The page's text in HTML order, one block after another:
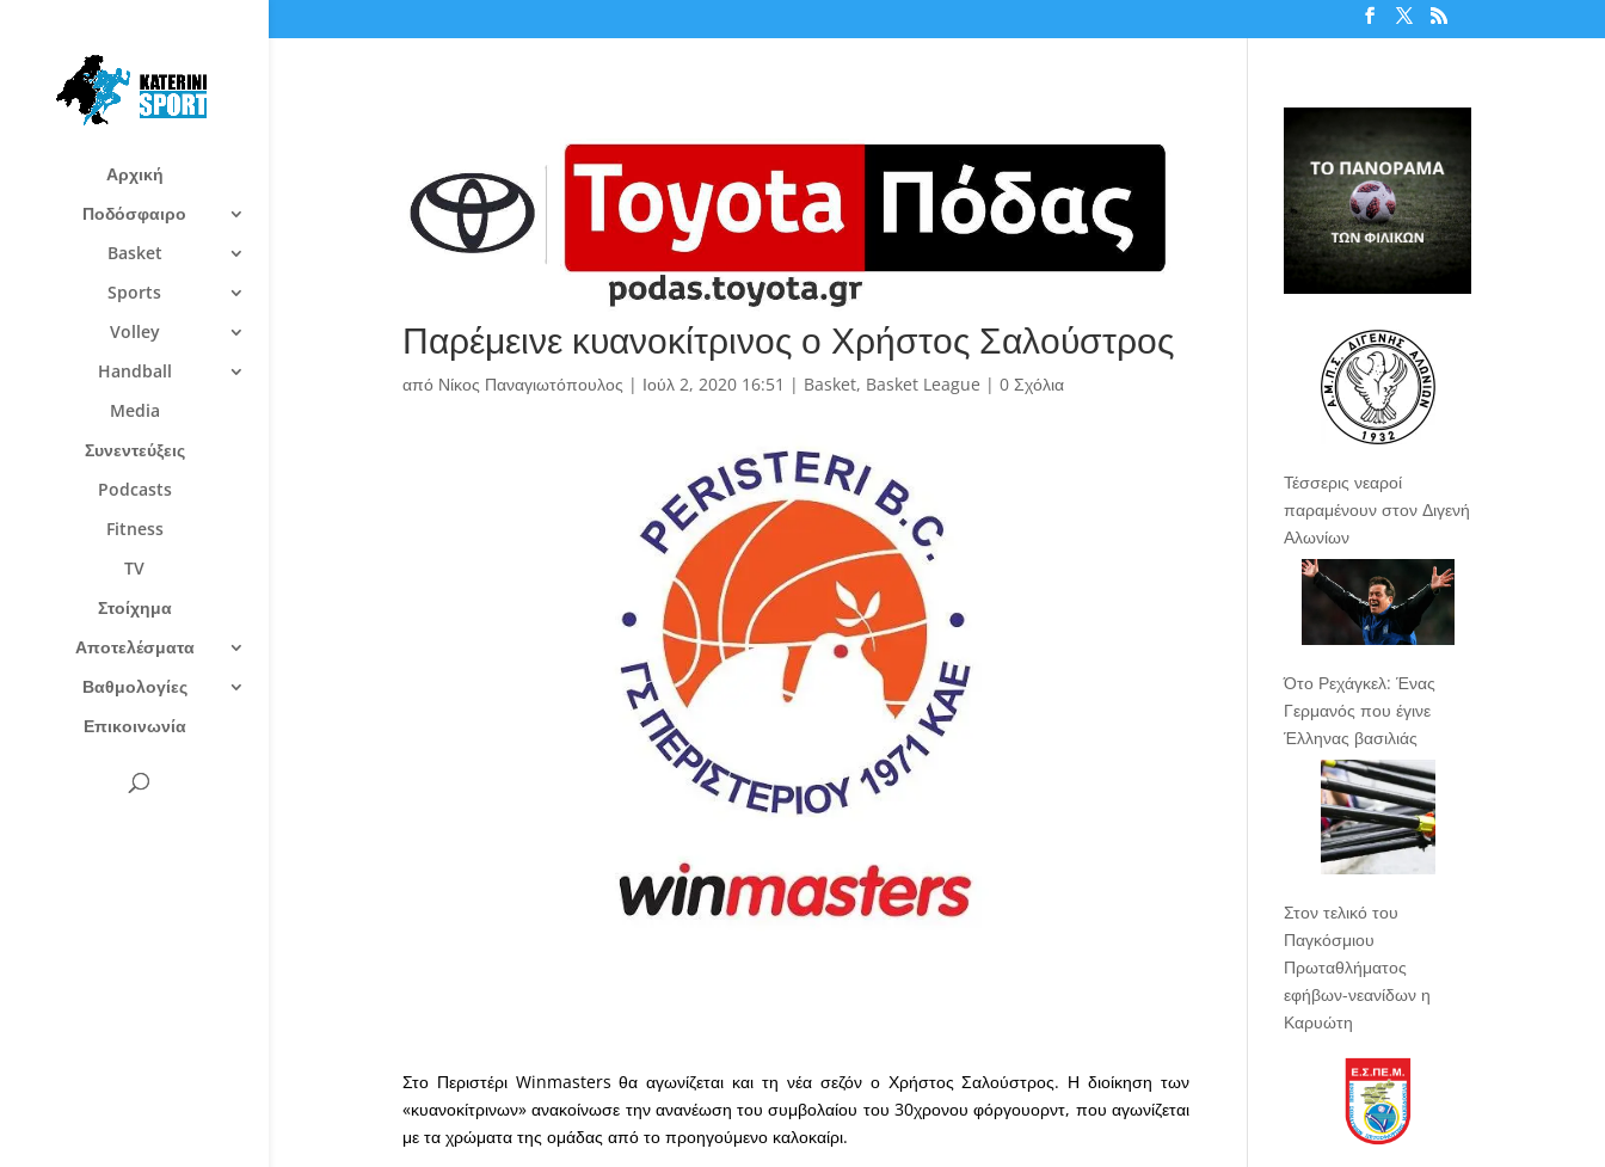
Αρχική
Ποδόσφαιρο
Basket
Sports
Volley
Handball
Media
Συνεντεύξεις
Podcasts
Fitness
TV
Στοίχημα
Αποτελέσματα
Βαθμολογίες
Επικοινωνία
Παρέμεινε κυανοκίτρινος ο Χρήστος Σαλούστρος
από Νίκος Παναγιωτόπουλος | Ιούλ 2, 2020 16:51 | Basket, Basket League | 0 Σχόλια
Στο Περιστέρι Winmasters θα αγωνίζεται και τη νέα σεζόν ο Χρήστος Σαλούστρος. Η διοίκηση των
«κυανοκίτρινων» ανακοίνωσε την ανανέωση του συμβολαίου του 30χρονου φόργουορντ, που αγωνίζεται
με τα χρώματα της ομάδας από το προηγούμενο καλοκαίρι.
Τέσσερις νεαροί
παραμένουν στον Διγενή
Αλωνίων
Ότο Ρεχάγκελ: Ένας
Γερμανός που έγινε
Έλληνας βασιλιάς
Στον τελικό του
Παγκόσμιου
Πρωταθλήματος
εφήβων-νεανίδων η
Καρυώτη